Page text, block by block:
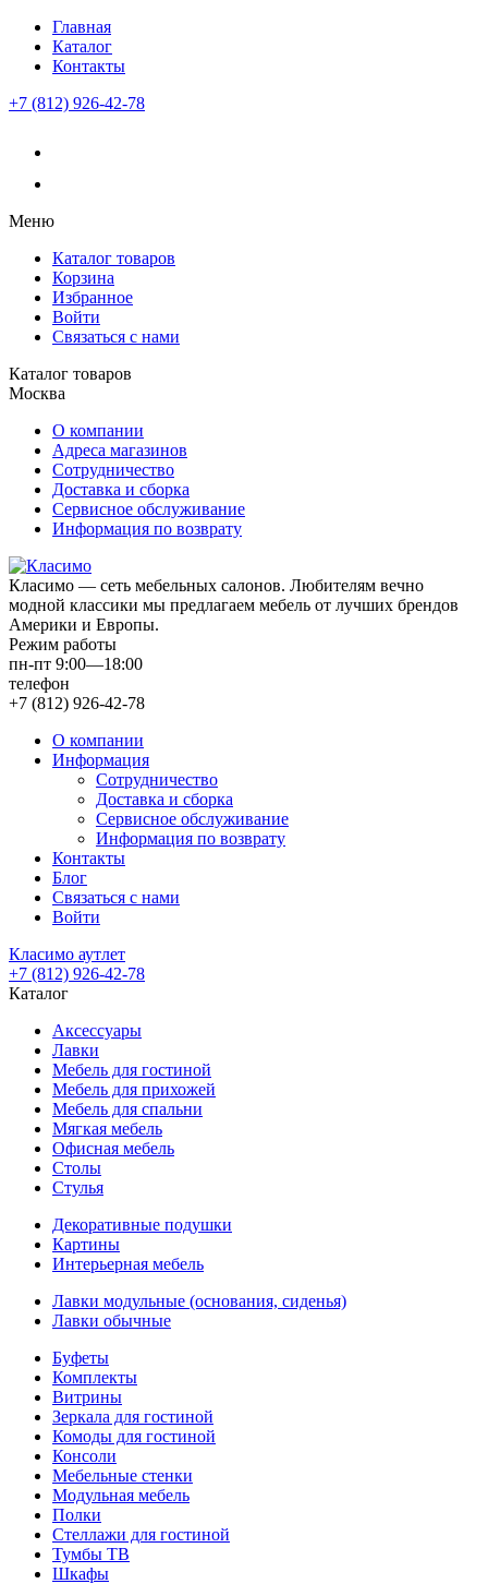
Главная
Каталог
Контакты
+7 (812) 926-42-78
Меню
Каталог товаров
Корзина
Избранное
Войти
Связаться с нами
Каталог товаров
Москва
О компании
Адреса магазинов
Сотрудничество
Доставка и сборка
Сервисное обслуживание
Информация по возврату
Класимо — cеть мебельных салонов. Любителям вечно
модной классики мы предлагаем мебель от лучших брендов
Америки и Европы.
Режим работы
пн-пт 9:00—18:00
телефон
+7 (812) 926-42-78
О компании
Информация
Сотрудничество
Доставка и сборка
Сервисное обслуживание
Информация по возврату
Контакты
Блог
Связаться с нами
Войти
Класимо аутлет
+7 (812) 926-42-78
Каталог
Аксессуары
Лавки
Мебель для гостиной
Мебель для прихожей
Мебель для спальни
Мягкая мебель
Офисная мебель
Столы
Стулья
Декоративные подушки
Картины
Интерьерная мебель
Лавки модульные (основания, сиденья)
Лавки обычные
Буфеты
Комплекты
Витрины
Зеркала для гостиной
Комоды для гостиной
Консоли
Мебельные стенки
Модульная мебель
Полки
Стеллажи для гостиной
Тумбы ТВ
Шкафы